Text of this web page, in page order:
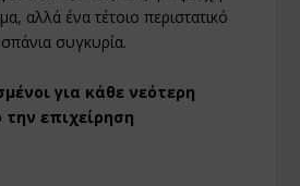
αλλά ένα τέτοιο περιστατικό
σπάνια συγκυρία.
για κάθε νεότερη
επιχείρηση